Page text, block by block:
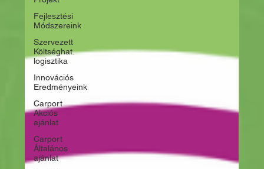
Fejlesztési
Módszereink
Szervezett
Költséghat.
logisztika
Innovációs
Eredményeink
Carport
Akciós
ajánlat
Carport
Általános
ajánlat